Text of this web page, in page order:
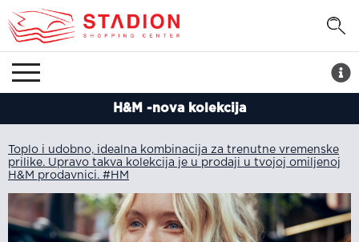
H&M -nova kolekcija
Toplo i udobno, idealna kombinacija za trenutne vremenske
prilike. Upravo takva kolekcija je u prodaji u tvojoj omiljenoj
H&M prodavnici. #HM